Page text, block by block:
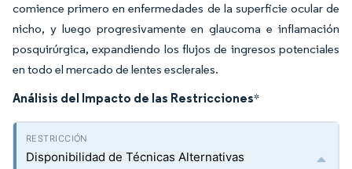
comience primero en enfermedades de la superficie ocular de
nicho, y luego progresivamente en glaucoma e inflamación
posquirúrgica, expandiendo los flujos de ingresos potenciales
en todo el mercado de lentes esclerales.
Análisis del Impacto de las Restricciones*
Disponibilidad de Técnicas Alternativas